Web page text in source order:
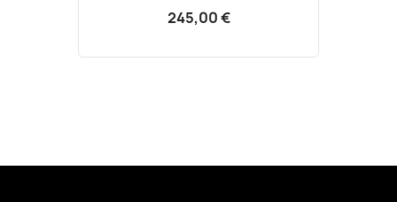
245,00 €